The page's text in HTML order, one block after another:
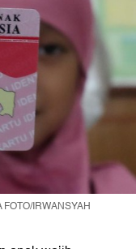
IRWANSYAH